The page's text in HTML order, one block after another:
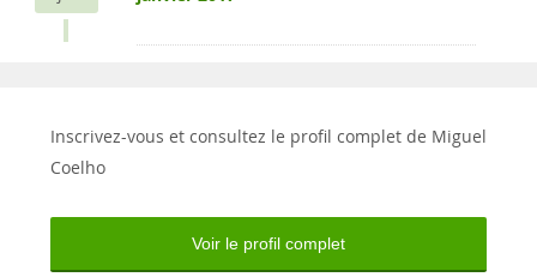
Inscrivez-vous et consultez le profil complet de Miguel
Coelho
Voir le profil complet